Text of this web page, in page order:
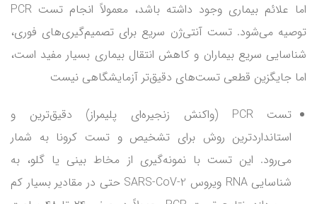
اما علائم بیماری وجود داشته باشد، معمولاً انجام تست PCR
توصیه می‌شود. تست آنتی‌ژن سریع برای تصمیم‌گیری‌های فوری،
شناسایی سریع بیماران و کاهش انتقال بیماری بسیار مفید است،
اما جایگزین قطعی تست‌های دقیق‌تر آزمایشگاهی نیست
تست PCR (واکنش زنجیره‌ای پلیمراز) دقیق‌ترین و
استانداردترین روش برای تشخیص و تست کرونا به شمار
می‌رود. این تست با نمونه‌گیری از مخاط بینی یا گلو، به
شناسایی RNA ویروس SARS-CoV-2 حتی در مقادیر بسیار کم